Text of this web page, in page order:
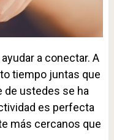
a conectar. A
tiempo juntas que
de ustedes se ha
es perfecta
más cercanos que